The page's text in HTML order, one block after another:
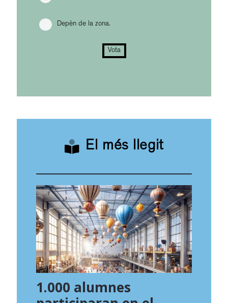
Depèn de la zona.
Vota
El més llegit
1.000 alumnes